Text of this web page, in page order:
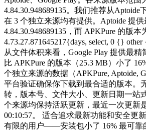
4.84.30.948689135。我们推荐从
在 3 个独立来源均有提供。Aptoide 提
4.84.30.948689135，而 APKPure 的版本
4.73.27.871645217{days, select, 0 {}
从文件体积来看，Google Play 提供最精
比 APKPure 的版本（25.3 MB）小了
个独立来源的数据（APKPure, Aptoide,
平台验证确保你下载到最合适的版本。
转，版本号、文件大小、更新日期一站
个来源均保持活跃更新，最近一次更新
00:10:57。 适合追求最新功能和安全更
有限的用户——安装包小了 16% 最可靠